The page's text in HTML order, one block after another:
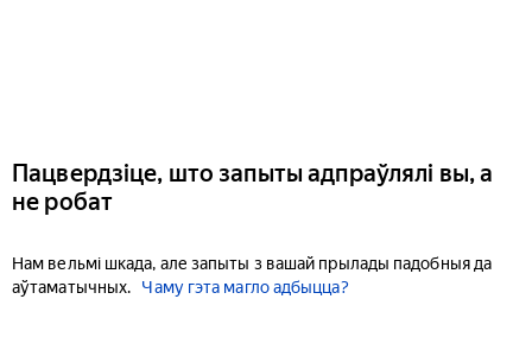
Пацвердзіце, што запыты адпраўлялі вы, а
не робат
Нам вельмі шкада, але запыты з вашай прылады падобныя да
аўтаматычных.
Чаму гэта магло адбыцца?